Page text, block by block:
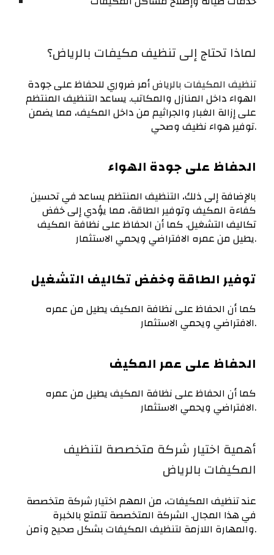
لماذا تحتاج إلى تنظيف مكيفات بالرياض؟
تنظيف المكيفات بالرياضأمر ضروري للحفاظ على جودة
الهواء داخل المنازل والمكاتب. يساعد التنظيف المنتظم
على إزالة الغبار والجراثيم من داخل المكيف، مما يضمن
توفير هواء نظيف وصحي.
الحفاظ على جودة الهواء
بالإضافة إلى ذلك، التنظيف المنتظم يساعد في تحسين
كفاءة المكيف وتوفير الطاقة، مما يؤدي إلى خفض
تكاليف التشغيل. كما أن الحفاظ على نظافة المكيف
يطيل من عمره الافتراضي ويحمي الاستثمار.
توفير الطاقة وخفض تكاليف التشغيل
كما أن الحفاظ على نظافة المكيف يطيل من عمره
الافتراضي ويحمي الاستثمار.
الحفاظ على عمر المكيف
كما أن الحفاظ على نظافة المكيف يطيل من عمره
الافتراضي ويحمي الاستثمار.
أهمية اختيار شركة متخصصة لتنظيف
المكيفات بالرياض
عند تنظيف المكيفات، من المهم اختيار شركة متخصصة
في هذا المجال. الشركة المتخصصة تتمتع بالخبرة
والمهارة اللازمة لتنظيف المكيفات بشكل صحيح وآمن.